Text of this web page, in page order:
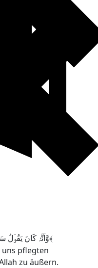
وَّاَنَّہٗ کَانَ یَقُوۡلُ سَفِیۡہُنَا عَلَی اللّٰہِ شَطَطًا ۙ﴿۵﴾
pflegten
zu äußern.